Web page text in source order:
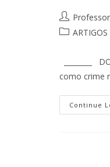
ARTIGOS
________
como crime
Continue